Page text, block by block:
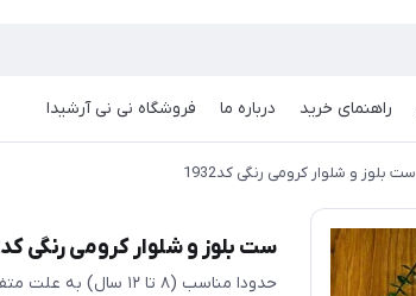
راهنمای خرید درباره ما فروشگاه نی نی آرشیدا
ست بلوز و شلوار کرومی رنگی کد1932
ست بلوز و شلوار کرومی رنگی کد1932
حدودا مناسب (۸ تا ۱۲ سال) به علت متفاوت بودن قواره تولیدی ها حتما اندازها چک شود